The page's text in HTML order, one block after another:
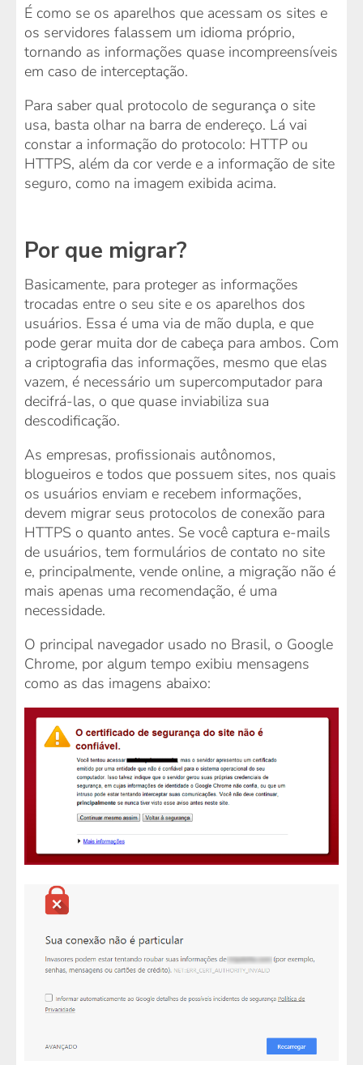
É como se os aparelhos que acessam os sites e
os servidores falassem um idioma próprio,
tornando as informações quase incompreensíveis
em caso de interceptação.
Para saber qual protocolo de segurança o site
usa, basta olhar na barra de endereço. Lá vai
constar a informação do protocolo: HTTP ou
HTTPS, além da cor verde e a informação de site
seguro, como na imagem exibida acima.
Por que migrar?
Basicamente, para proteger as informações
trocadas entre o seu site e os aparelhos dos
usuários. Essa é uma via de mão dupla, e que
pode gerar muita dor de cabeça para ambos. Com
a criptografia das informações, mesmo que elas
vazem, é necessário um supercomputador para
decifrá-las, o que quase inviabiliza sua
descodificação.
As empresas, profissionais autônomos,
blogueiros e todos que possuem sites, nos quais
os usuários enviam e recebem informações,
devem migrar seus protocolos de conexão para
HTTPS o quanto antes. Se você captura e-mails
de usuários, tem formulários de contato no site
e, principalmente, vende online, a migração não é
mais apenas uma recomendação, é uma
necessidade.
O principal navegador usado no Brasil, o Google
Chrome, por algum tempo exibiu mensagens
como as das imagens abaixo: